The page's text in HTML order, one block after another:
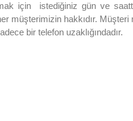
için istediğiniz gün ve
müşterimizin hakkıdır. Müşteri
bir telefon uzaklığındadır.